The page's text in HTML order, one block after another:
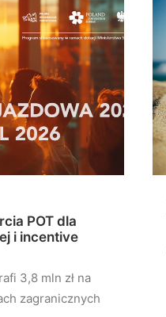
POT dla
i incentive
3,8 mln zł na
zagranicznych